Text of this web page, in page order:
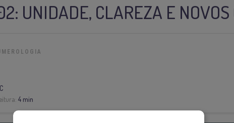
UNIDADE, CLAREZA E NOVOS
4 min